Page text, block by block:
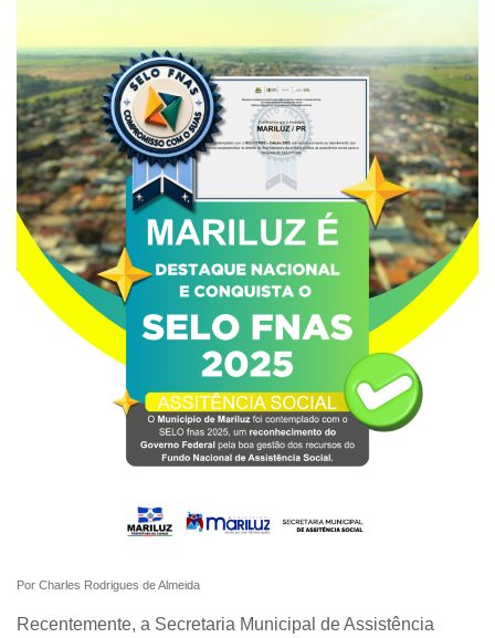
Por Charles Rodrigues de Almeida
Recentemente, a Secretaria Municipal de Assistência